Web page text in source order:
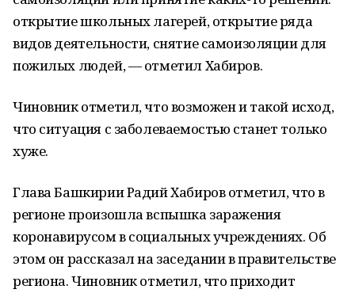
открытие школьных лагерей, открытие ряда
видов деятельности, снятие самоизоляции для
пожилых людей, — отметил Хабиров.
Чиновник отметил, что возможен и такой исход,
что ситуация с заболеваемостью станет только
хуже.
Глава Башкирии Радий Хабиров отметил, что в
регионе произошла вспышка заражения
коронавирусом в социальных учреждениях. Об
этом он рассказал на заседании в правительстве
региона. Чиновник отметил, что приходит